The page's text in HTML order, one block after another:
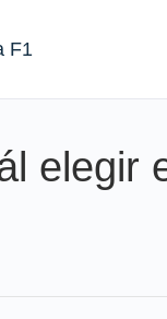
F1
elegir